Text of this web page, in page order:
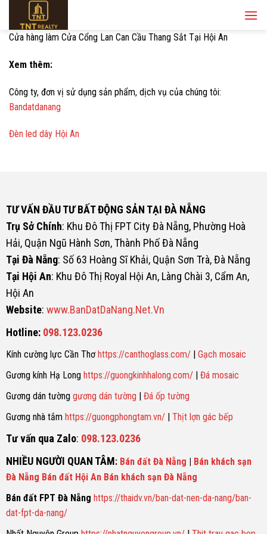
content
Cửa hàng làm Cửa Cổng Lan Can Cầu Thang Sắt Tại Hội An
Xem thêm:
Công ty, đơn vị sử dụng sản phẩm, dịch vụ của chúng tôi:
Bandatdanang
Đèn led dây Hội An
TƯ VẤN ĐẦU TƯ BẤT ĐỘNG SẢN TẠI ĐÀ NẴNG
Trụ Sở Chính: Khu Đô Thị FPT City Đà Nẵng, Phường Hoà
Hải, Quận Ngũ Hành Sơn, Thành Phố Đà Nẵng
Tại Đà Nẵng: Số 63 Hoàng Sĩ Khải, Quận Sơn Trà, Đà Nẵng
Tại Hội An: Khu Đô Thị Royal Hội An, Làng Chài 3, Cẩm An,
Hội An
Website: www.BanDatDaNang.Net.Vn
Hotline: 098.123.0236
Kính cường lực Cần Thơ https://canthoglass.com/| Gạch mosaic
Gương kính Hạ Long https://guongkinhhalong.com/| Đá mosaic
Gương dán tường gương dán tường
Đá ốp tường
Gương nhà tắm https://guongphongtam.vn/| Thịt lợn gác bếp
Tư vấn qua Zalo: 098.123.0236
NHIỀU NGƯỜI QUAN TÂM: Bán đất Đà Nẵng
Bán khách sạn
Đà Nẵng Bán đất Hội An Bán khách sạn Đà Nẵng
Bán đất FPT Đà Nẵng https://thaidv.vn/ban-dat-nen-da-nang/ban-
dat-fpt-da-nang/